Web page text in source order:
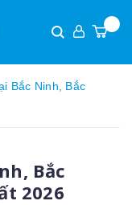
Bắc Ninh, Bắc
Bắc
2026